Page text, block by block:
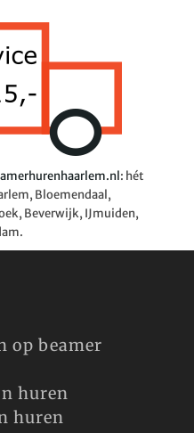
: hét
Bloemendaal,
Beverwijk, IJmuiden,
op beamer
huren
huren